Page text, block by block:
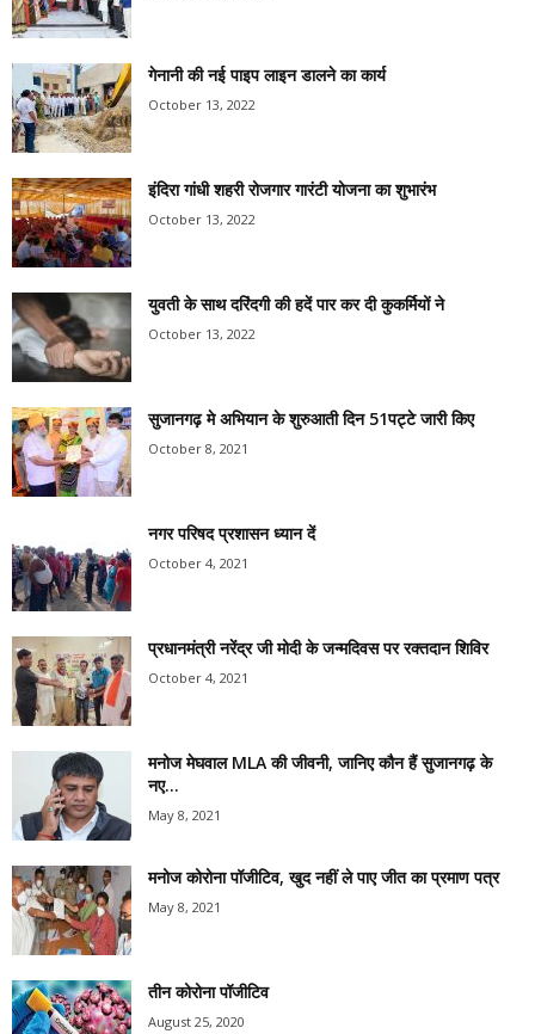
गेनानी की नई पाइप लाइन डालने का कार्य
October 13, 2022
इंदिरा गांधी शहरी रोजगार गारंटी योजना का शुभारंभ
October 13, 2022
युवती के साथ दरिंदगी की हदें पार कर दी कुकर्मियों ने
October 13, 2022
सुजानगढ़ मे अभियान के शुरुआती दिन 51पट्टे जारी किए
October 8, 2021
नगर परिषद प्रशासन ध्यान दें
October 4, 2021
प्रधानमंत्री नरेंद्र जी मोदी के जन्मदिवस पर रक्तदान शिविर
October 4, 2021
मनोज मेघवाल MLA की जीवनी, जानिए कौन हैं सुजानगढ़ के
नए...
May 8, 2021
मनोज कोरोना पॉजीटिव, खुद नहीं ले पाए जीत का प्रमाण पत्र
May 8, 2021
तीन कोरोना पॉजीटिव
August 25, 2020